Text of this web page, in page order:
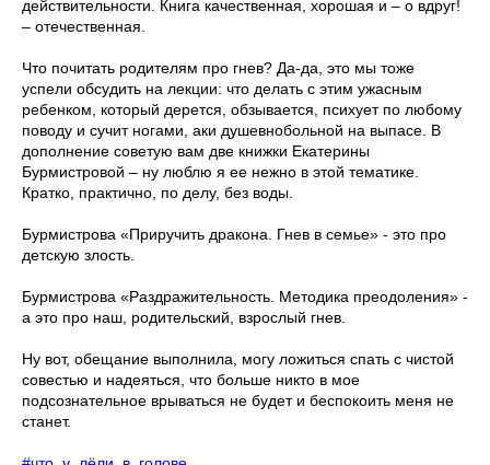
действительности. Книга качественная, хорошая и – о вдруг!
– отечественная.
Что почитать родителям про гнев? Да-да, это мы тоже
успели обсудить на лекции: что делать с этим ужасным
ребенком, который дерется, обзывается, психует по любому
поводу и сучит ногами, аки душевнобольной на выпасе. В
дополнение советую вам две книжки Екатерины
Бурмистровой – ну люблю я ее нежно в этой тематике.
Кратко, практично, по делу, без воды.
Бурмистрова «Приручить дракона. Гнев в семье» - это про
детскую злость.
Бурмистрова «Раздражительность. Методика преодоления» -
а это про наш, родительский, взрослый гнев.
Ну вот, обещание выполнила, могу ложиться спать с чистой
совестью и надеяться, что больше никто в мое
подсознательное врываться не будет и беспокоить меня не
станет.